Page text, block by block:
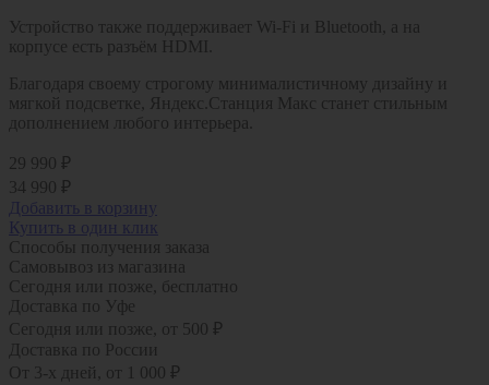
Устройство также поддерживает Wi-Fi и Bluetooth, а на
корпусе есть разъём HDMI.
Благодаря своему строгому минималистичному дизайну и
мягкой подсветке, Яндекс.Станция Макс станет стильным
дополнением любого интерьера.
29 990 ₽
34 990 ₽
Добавить в корзину
Купить в один клик
Способы получения заказа
Самовывоз из магазина
Сегодня или позже, бесплатно
Доставка по Уфе
Сегодня или позже, от 500 ₽
Доставка по России
От 3-х дней, от 1 000 ₽